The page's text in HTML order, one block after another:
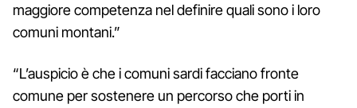
maggiore competenza nel definire quali sono i loro
comuni montani.”
“L’auspicio è che i comuni sardi facciano fronte
comune per sostenere un percorso che porti in